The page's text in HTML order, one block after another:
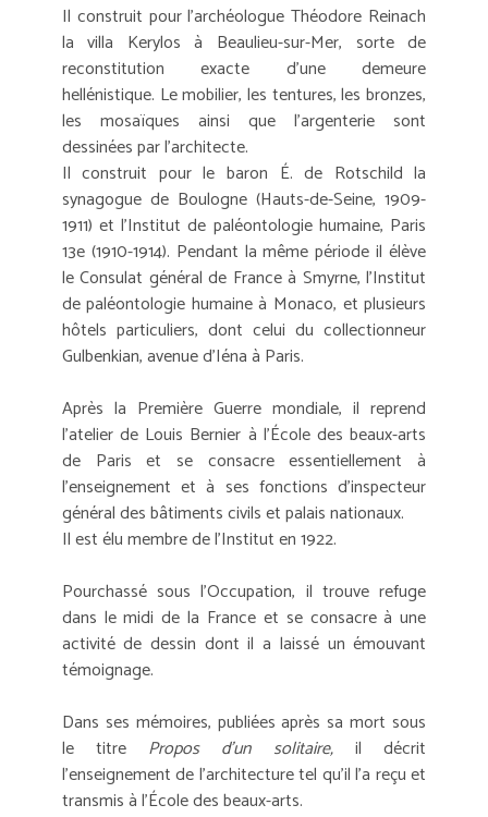
Il construit pour l'archéologue Théodore Reinach
la villa Kerylos à Beaulieu-sur-Mer, sorte de
reconstitution exacte d'une demeure
hellénistique. Le mobilier, les tentures, les bronzes,
les mosaïques ainsi que l'argenterie sont
dessinées par l'architecte.
Il construit pour le baron É. de Rotschild la
synagogue de Boulogne (Hauts-de-Seine, 1909-
1911) et l'Institut de paléontologie humaine, Paris
13e (1910-1914). Pendant la même période il élève
le Consulat général de France à Smyrne, l'Institut
de paléontologie humaine à Monaco, et plusieurs
hôtels particuliers, dont celui du collectionneur
Gulbenkian, avenue d'Iéna à Paris.
Après la Première Guerre mondiale, il reprend
l'atelier de Louis Bernier à l'École des beaux-arts
de Paris et se consacre essentiellement à
l'enseignement et à ses fonctions d'inspecteur
général des bâtiments civils et palais nationaux.
Il est élu membre de l'Institut en 1922.
Pourchassé sous l'Occupation, il trouve refuge
dans le midi de la France et se consacre à une
activité de dessin dont il a laissé un émouvant
témoignage.
Dans ses mémoires, publiées après sa mort sous
le titre Propos d'un solitaire, il décrit
l'enseignement de l'architecture tel qu'il l'a reçu et
transmis à l'École des beaux-arts.